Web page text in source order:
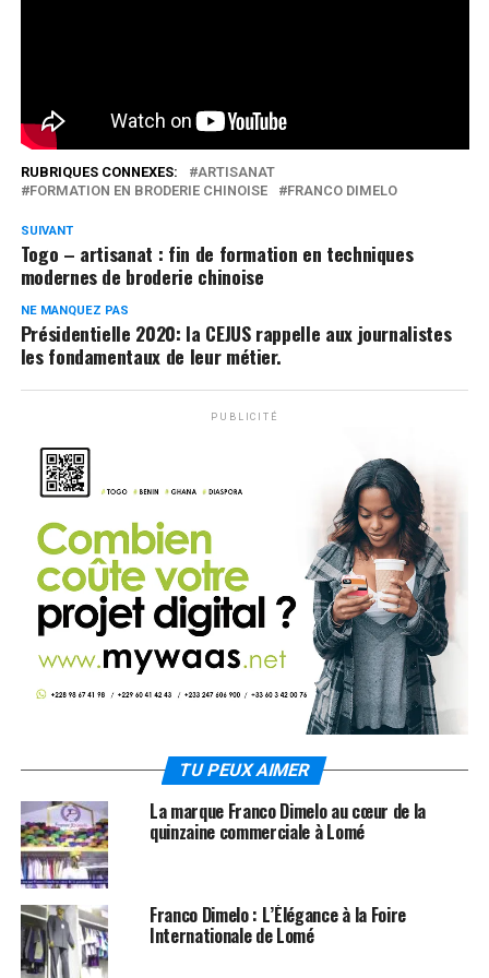
RUBRIQUES CONNEXES:
ARTISANAT
FORMATION EN BRODERIE CHINOISE
FRANCO DIMELO
SUIVANT
Togo – artisanat : fin de formation en techniques
modernes de broderie chinoise
NE MANQUEZ PAS
Présidentielle 2020: la CEJUS rappelle aux journalistes
les fondamentaux de leur métier.
PUBLICITÉ
TU PEUX AIMER
La marque Franco Dimelo au cœur de la
quinzaine commerciale à Lomé
Franco Dimelo : L’Élégance à la Foire
Internationale de Lomé